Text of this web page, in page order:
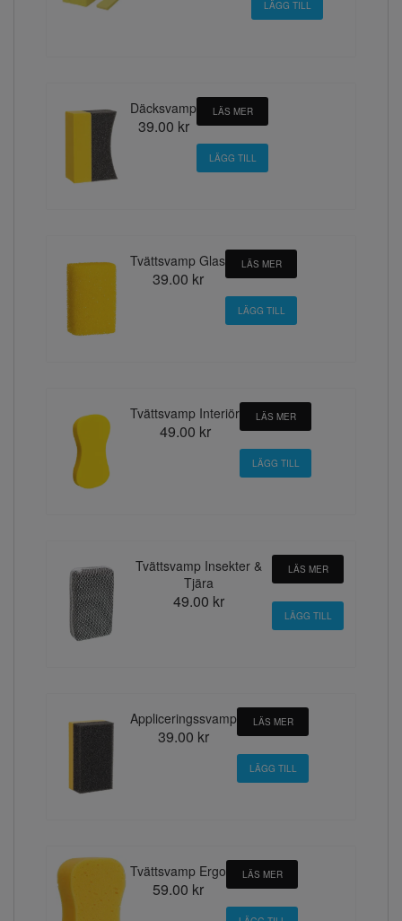
Däcksvamp
39.00 kr
LÄS MER
Tvättsvamp Glas
39.00 kr
LÄS MER
Tvättsvamp Interiör
49.00 kr
LÄS MER
Tvättsvamp Insekter &
Tjära
49.00 kr
LÄS MER
Appliceringssvamp
39.00 kr
LÄS MER
Tvättsvamp Ergo
59.00 kr
LÄS MER